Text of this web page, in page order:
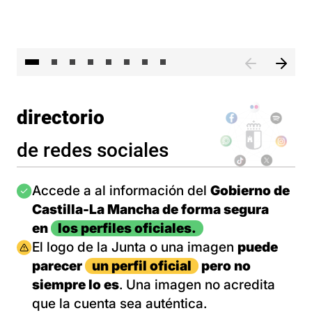
directorio
de redes sociales
Imagen
Accede a al información del Gobierno de
Castilla-La Mancha de forma segura
en
los perfiles oficiales.
Imagen
El logo de la Junta o una imagen puede
parecer
un perfil oficial
pero no
siempre lo es. Una imagen no acredita
que la cuenta sea auténtica.